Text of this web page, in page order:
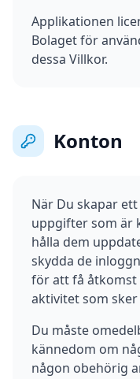
Applikationen
Bolaget för
dessa Villkor.
Konton
När Du skapar
uppgifter som är
hålla dem
skydda de
för att få åtkomst
aktivitet som
Du måste
kännedom om
någon obehörig